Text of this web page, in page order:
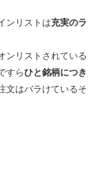
ンリストは充実のラ
ンリストされている
すらひと銘柄につき
文はバラけているそ